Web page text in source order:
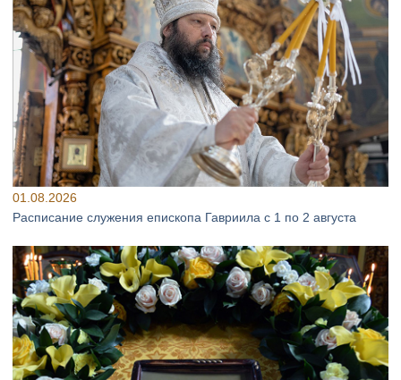
01.08.2026
Расписание служения епископа Гавриила с 1 по 2 августа